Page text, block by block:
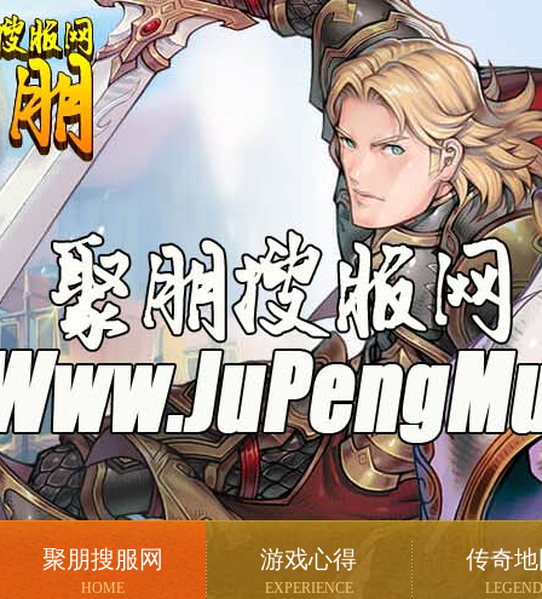
聚朋搜服网
HOME
游戏心得
EXPERIENCE
传奇
LEGEND